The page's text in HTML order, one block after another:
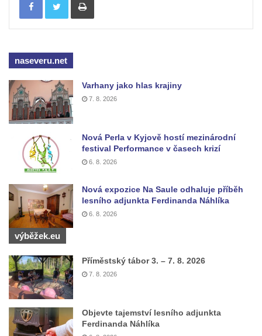
naseveru.net
Varhany jako hlas krajiny
7. 8. 2026
Nová Perla v Kyjově hostí mezinárodní
festival Performance v časech krizí
6. 8. 2026
Nová expozice Na Saule odhaluje příběh
lesního adjunkta Ferdinanda Náhlíka
6. 8. 2026
výběžek.eu
Příměstský tábor 3. – 7. 8. 2026
7. 8. 2026
Objevte tajemství lesního adjunkta
Ferdinanda Náhlíka